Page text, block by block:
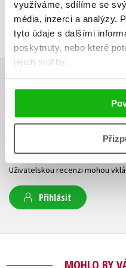
využíváme, sdílíme se
média, inzerci a analýzy.
tyto údaje s dalšími
poskytnuty, nebo které
jejich služby.
HODNOCENÍ ČTENÁŘŮ
V současné době nejsou
Vaše hodnocení
Uživatelskou recenzi mohou
Přihlásit